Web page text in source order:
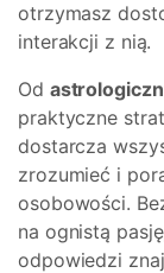
otrzymasz
interakcji z nią.
Od
praktyczne
dostarcza
zrozumieć i
osobowości.
na ognistą
odpowiedzi